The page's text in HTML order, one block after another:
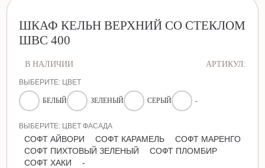
ШКАФ КЕЛЬН ВЕРХНИЙ СО СТЕКЛОМ
ШВС 400
В НАЛИЧИИ АРТИКУЛ:
ВЫБЕРИТЕ: ЦВЕТ
БЕЛЫЙ ЗЕЛЕНЫЙ СЕРЫЙ -
ВЫБЕРИТЕ: ЦВЕТ ФАСАДА
СОФТ АЙВОРИ СОФТ КАРАМЕЛЬ
СОФТ МАРЕНГО
СОФТ ПИХТОВЫЙ ЗЕЛЕНЫЙ
СОФТ ПЛОМБИР
СОФТ ХАКИ
-